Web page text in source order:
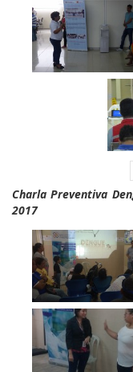
Charla Preventiva
2017